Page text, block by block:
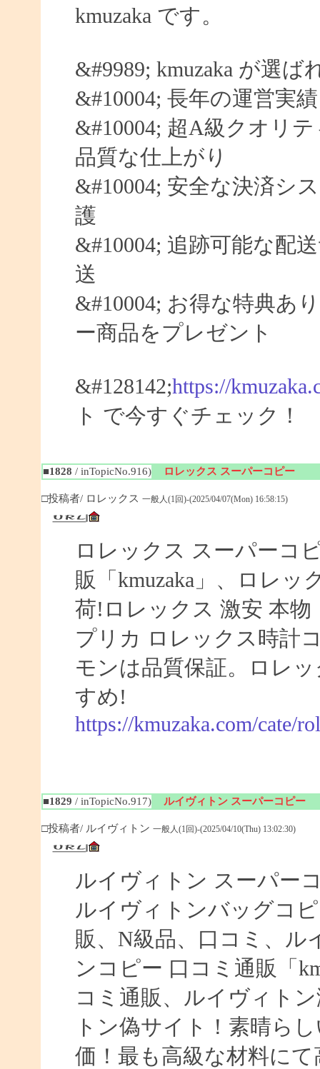
kmuzaka です。
&#9989; kmuzaka が選ば
&#10004; 長年の運営実
&#10004; 超A級クオリ
品質な仕上がり
&#10004; 安全な決済シ
護
&#10004; 追跡可能な配
送
&#10004; お得な特典あ
ー商品をプレゼント
&#128142;https://
ト で今すぐチェック！
■1828 / inTopicNo.916) ロレックス スーパーコピー
□投稿者/ ロレックス 一般人(1回)-(2025/04/07(Mon) 16:58:15)
ロレックス スーパーコ
販「kmuzaka」、ロレッ
荷!ロレックス 激安 本
プリカ ロレックス時計
モンは品質保証。ロレ
すめ!
https://kmuzaka.com/cate/
■1829 / inTopicNo.917) ルイヴィトン スーパーコピー
□投稿者/ ルイヴィトン 一般人(1回)-(2025/04/10(Thu) 13:02:30)
ルイヴィトン スーパー
ルイヴィトンバッグコ
販、N級品、口コミ、ル
ンコピー 口コミ通販「
コミ通販、ルイヴィト
トン偽サイト！素晴ら
価！最も高級な材料に